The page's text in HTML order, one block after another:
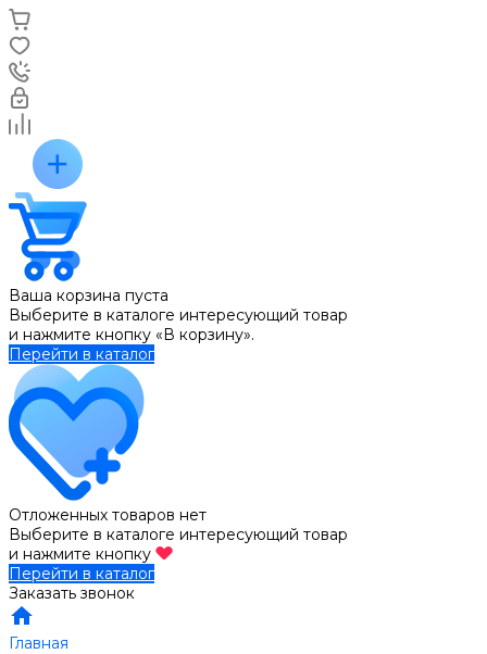
Ваша корзина пуста
Выберите в каталоге интересующий товар
и нажмите кнопку «В корзину».
Перейти в каталог
Отложенных товаров нет
Выберите в каталоге интересующий товар
и нажмите кнопку
Перейти в каталог
Заказать звонок
Главная